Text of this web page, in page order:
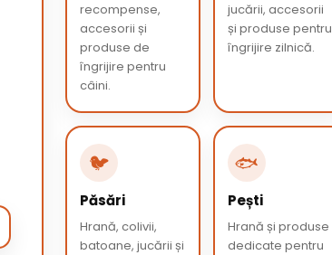
recompense,
accesorii și
produse de
îngrijire pentru
câini.
jucării, accesorii
și produse pentru
îngrijire zilnică.
🐦
Păsări
Hrană, colivii,
batoane, jucării și
🐟
Pești
Hrană și produse
dedicate pentru